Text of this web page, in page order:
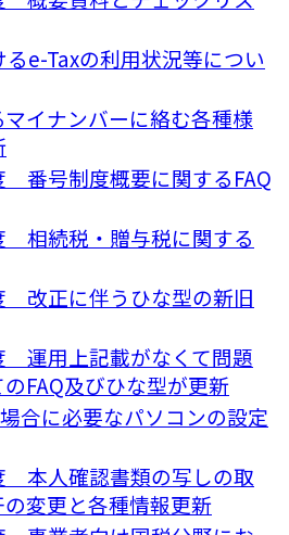
e-Taxの利用状況等につい
イナンバーに絡む各種様
番号制度概要に関するFAQ
相続税・贈与税に関する
改正に伴うひな型の新旧
運用上記載がなくて問題
FAQ及びひな型が更新
合に必要なパソコンの設定
本人確認書類の写しの取
変更と各種情報更新